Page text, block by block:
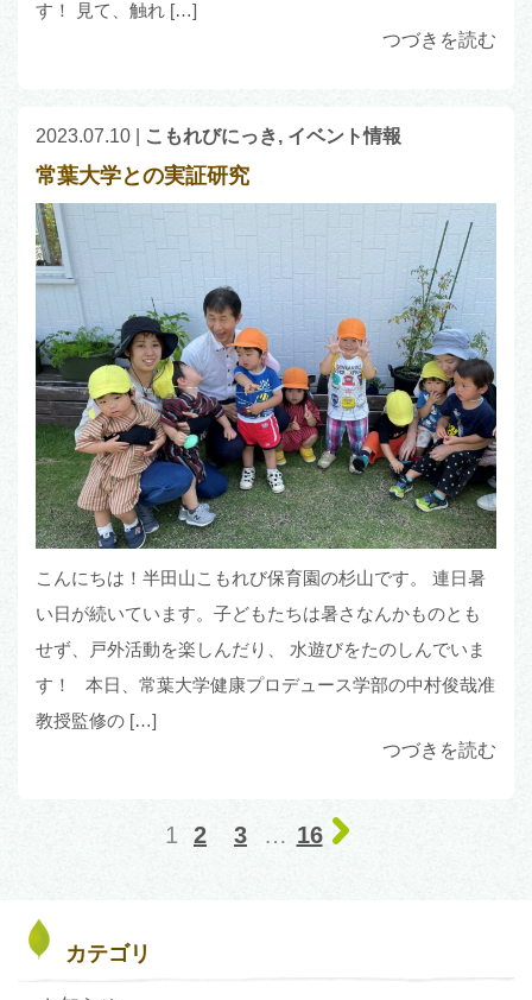
す！ 見て、触れ […]
つづきを読む
2023.07.10 こもれびにっき, イベント情報
常葉大学との実証研究
こんにちは！半田山こもれび保育園の杉山です。 連日暑
い日が続いています。子どもたちは暑さなんかものとも
せず、戸外活動を楽しんだり、 水遊びをたのしんでいま
す！ 本日、常葉大学健康プロデュース学部の中村俊哉准
教授監修の […]
つづきを読む
1 2 3 … 16
カテゴリ